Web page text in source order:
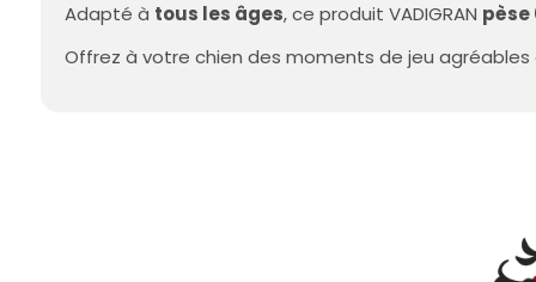
Adapté à tous les âges, ce produit VADIGRAN pèse
Offrez à votre chien des moments de jeu